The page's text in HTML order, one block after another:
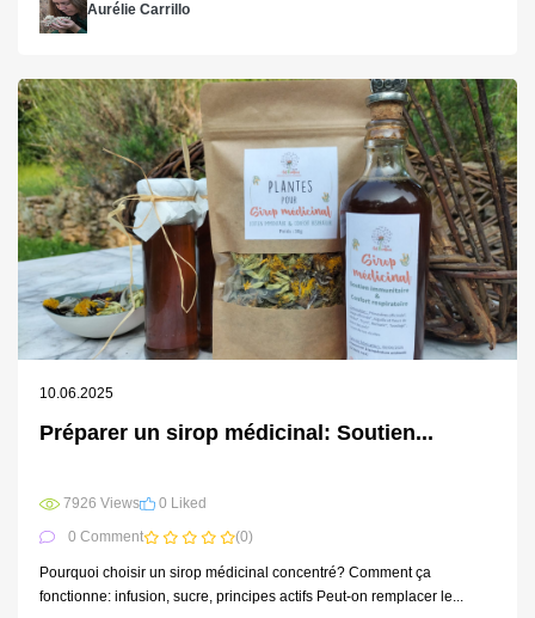
Aurélie Carrillo
10.06.2025
Préparer un sirop médicinal: Soutien...
7926 Views
0 Liked
0 Comment
(0)
Pourquoi choisir un sirop médicinal concentré? Comment ça
fonctionne: infusion, sucre, principes actifs Peut-on remplacer le...